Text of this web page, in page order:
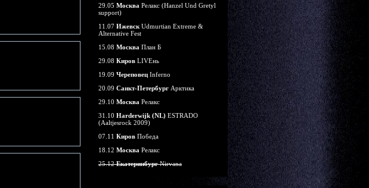
29.05 Москва Релакс (Hanzel Und Gretyl
support)
11.07 Ижевск Udmurtian Extreme &
Alternative Fest
15.08 Москва План Б
29.08 Киров LIVEнь
19.09 Череповец Inferno
20.09 Санкт-Петербург Арктика
29.10 Москва Релакс
31.10 Harderwijk (NL) ESTRADO
(Aaltjesrock 2009)
07.11 Киров Победа
18.12 Москва Релакс
25.12ЕкатеринбургNirvana